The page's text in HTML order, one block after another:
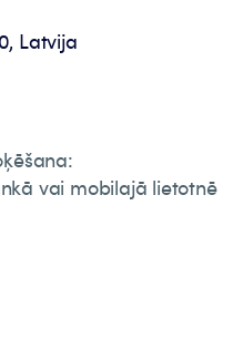
Latvija
vai mobilajā lietotnē